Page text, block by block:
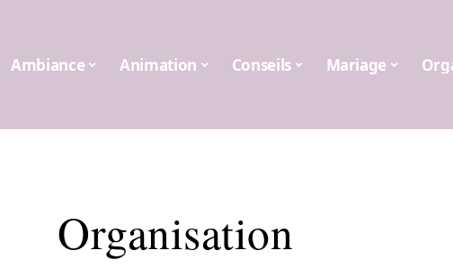
Ambiance Animation Conseils Mariage
Organisation